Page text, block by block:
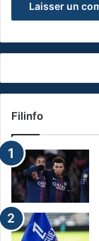
Filinfo